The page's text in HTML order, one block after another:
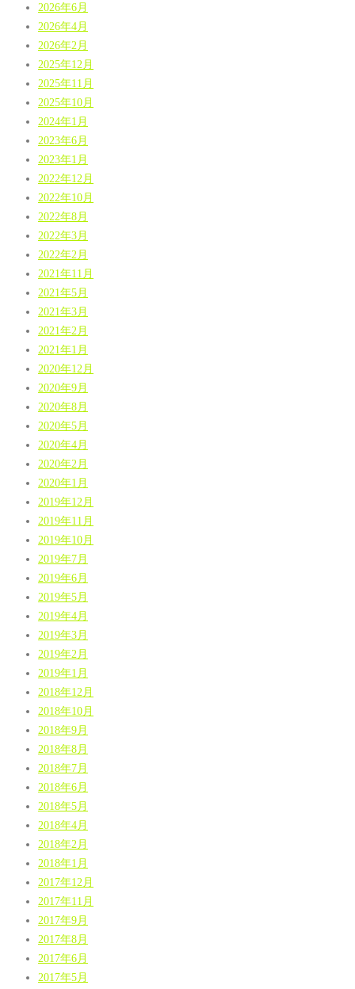
2026年6月
2026年4月
2026年2月
2025年12月
2025年11月
2025年10月
2024年1月
2023年6月
2023年1月
2022年12月
2022年10月
2022年8月
2022年3月
2022年2月
2021年11月
2021年5月
2021年3月
2021年2月
2021年1月
2020年12月
2020年9月
2020年8月
2020年5月
2020年4月
2020年2月
2020年1月
2019年12月
2019年11月
2019年10月
2019年7月
2019年6月
2019年5月
2019年4月
2019年3月
2019年2月
2019年1月
2018年12月
2018年10月
2018年9月
2018年8月
2018年7月
2018年6月
2018年5月
2018年4月
2018年2月
2018年1月
2017年12月
2017年11月
2017年9月
2017年8月
2017年6月
2017年5月